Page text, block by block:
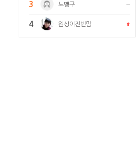
3 노맹구
4 원싱이진빈맘